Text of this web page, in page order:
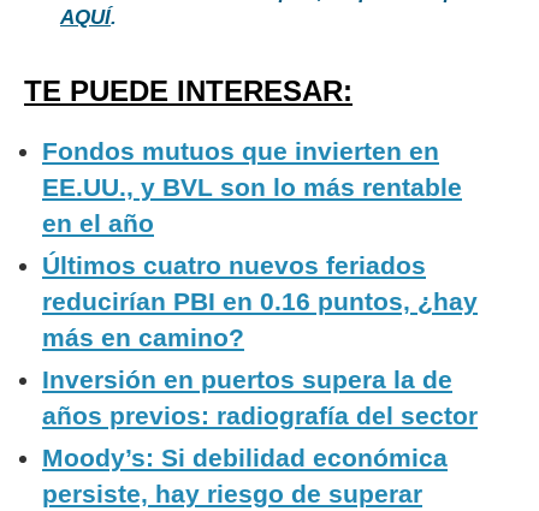
AQUÍ.
TE PUEDE INTERESAR:
Fondos mutuos que invierten en
EE.UU., y BVL son lo más rentable
en el año
Últimos cuatro nuevos feriados
reducirían PBI en 0.16 puntos, ¿hay
más en camino?
Inversión en puertos supera la de
años previos: radiografía del sector
Moody’s: Si debilidad económica
persiste, hay riesgo de superar